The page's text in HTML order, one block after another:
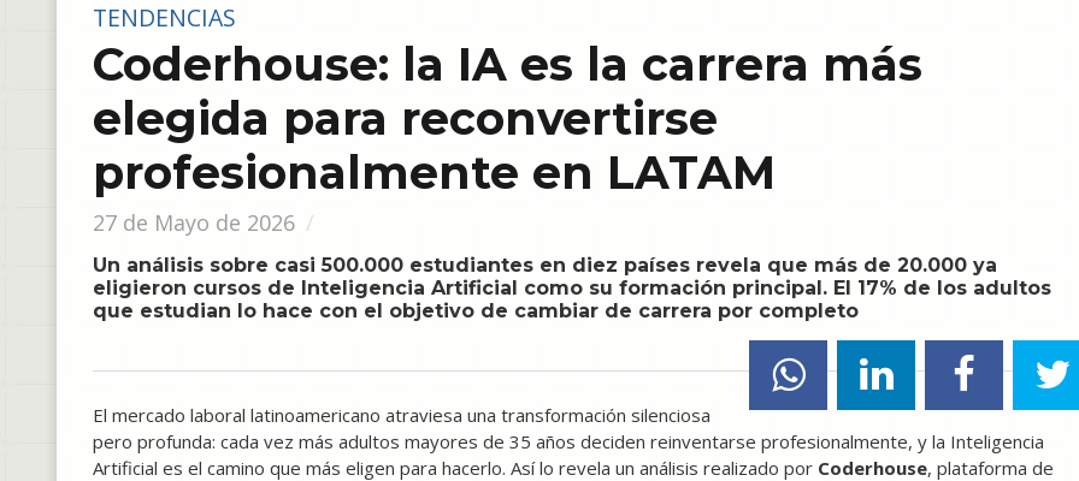
TENDENCIAS
Coderhouse: la IA es la carrera más
elegida para reconvertirse
profesionalmente en LATAM
27 de Mayo de 2026
Un análisis sobre casi 500.000 estudiantes en diez países revela que más de 20.000 ya
eligieron cursos de Inteligencia Artificial como su formación principal. El 17% de los adultos
que estudian lo hace con el objetivo de cambiar de carrera por completo
El mercado laboral latinoamericano atraviesa una transformación silenciosa
pero profunda: cada vez más adultos mayores de 35 años deciden reinventarse profesionalmente, y la Inteligencia
Artificial es el camino que más eligen para hacerlo. Así lo revela un análisis realizado por Coderhouse, plataforma de